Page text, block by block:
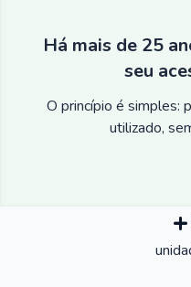
Há mais de 25
seu
O princípio é simples:
utilizado,